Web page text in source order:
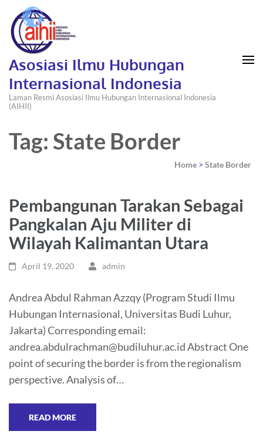
Asosiasi Ilmu Hubungan
Internasional Indonesia
Laman Resmi Asosiasi Ilmu Hubungan Internasional Indonesia
(AIHII)
Tag: State Border
Home > State Border
Pembangunan Tarakan Sebagai
Pangkalan Aju Militer di
Wilayah Kalimantan Utara
April 19, 2020 admin
Andrea Abdul Rahman Azzqy (Program Studi Ilmu
Hubungan Internasional, Universitas Budi Luhur,
Jakarta) Corresponding email:
andrea.abdulrachman@budiluhur.ac.id Abstract One
point of securing the border is from the regionalism
perspective. Analysis of…
READ MORE